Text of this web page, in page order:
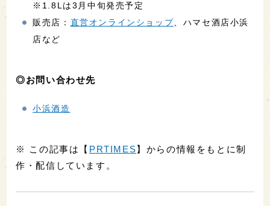
※1.8Lは3月中旬発売予定
販売店： 直営オンラインショップ 、ハマセ酒店小浜
店など
◎お問い合わせ先
小浜酒造
※ この記事は【 PRTIMES】からの情報をもとに制
作・配信しています。